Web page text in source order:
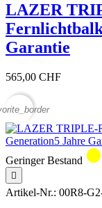
LAZER
Garantie
565,00 CHF
Geringer Bestand circle

Artikel-Nr.: 00R8-